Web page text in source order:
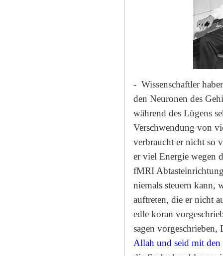
- Wissenschaftler
den Neuronen des
während des Lügens
Verschwendung von
verbraucht er nicht so
er viel Energie wegen
fMRI
niemals steuern kann,
auftreten, die er nicht
edle koran
sagen
Allah und seid mit den